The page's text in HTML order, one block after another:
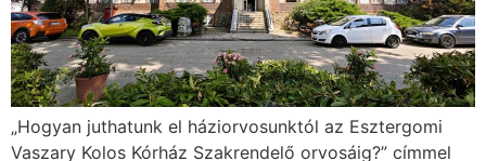
„Hogyan juthatunk el háziorvosunktól az Esztergomi
Vaszary Kolos Kórház Szakrendelő orvosáig?” címmel